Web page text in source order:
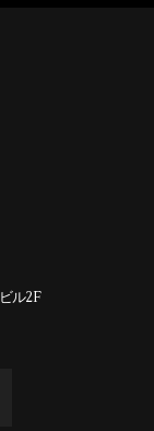
ル2F